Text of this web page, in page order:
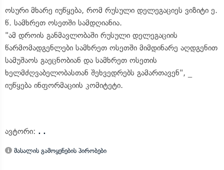
ოსური მხარე იუწყება, რომ რუსული დელეგაციეს ვიზიტი ე.
წ. სამხრეთ ოსეთში სამდღიანია.
"ამ დროის განმავლობაში რუსული დელეგაციის
წარმომადგენლები სამხრეთ ოსეთში მიმდინარე აღდგენით
სამუშაოს გაეცნობიან და სამხრეთ ოსეთის
ხელმძღვაბელობასთან შეხვედრებს გამართავენ", _
იუწყება ინფორმაციის კომიტეტი.
ავტორი: . .
მასალის გამოყენების პირობები